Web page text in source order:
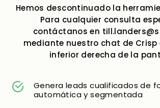
Hemos descontinuado la
Para cualquier consulta
contáctanos en
mediante nuestro chat de Crisp
inferior derecha de la
Genera leads cualificados de
automática y segmentada